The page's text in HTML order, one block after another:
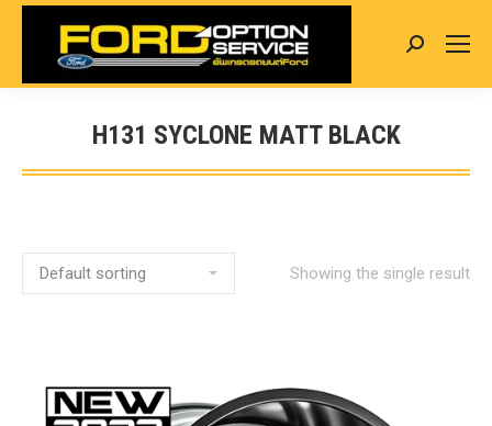
Search:
H131 SYCLONE MATT BLACK
You are here:
Showing the single result